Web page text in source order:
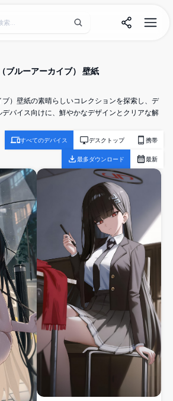
ブルーアーカイブ） 壁紙
）壁紙の素晴らしいコレクションを探索し、デ
バイス向けに、鮮やかなデザインとクリアな解
すべてのデバイス デスクトップ 携帯
最多ダウンロード 最新